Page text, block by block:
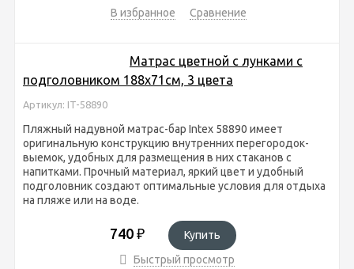
В избранное
Сравнение
Матрас цветной с лунками с
подголовником 188х71см, 3 цвета
Артикул: IT-58890
Пляжный надувной матрас-бар Intex 58890 имеет
оригинальную конструкцию внутренних перегородок-
выемок, удобных для размещения в них стаканов с
напитками. Прочный материал, яркий цвет и удобный
подголовник создают оптимальные условия для отдыха
на пляже или на воде.
740 ₽
Купить
Быстрый просмотр